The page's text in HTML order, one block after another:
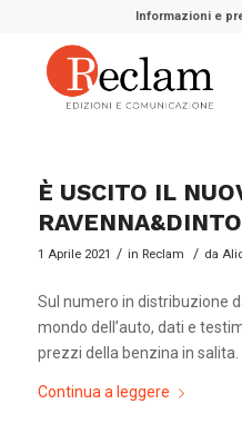
Informazioni e
È USCITO IL
1 Aprile 2021 / in Reclam / da
Sul numero in distribuzione
mondo dell’auto, dati e
prezzi della benzina in salita.
Continua a leggere